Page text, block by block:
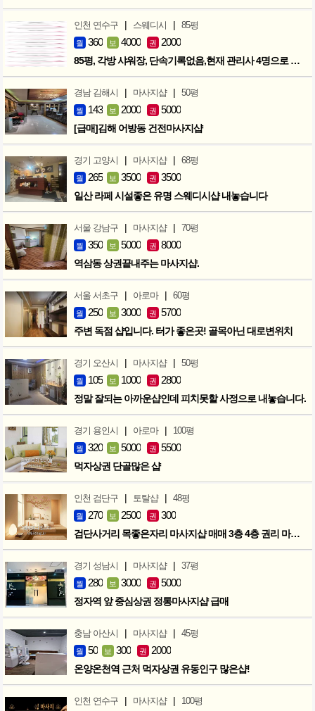
인천 연수구 | 스웨디시 | 85평
월 360 보 4000 권 2000
85평, 각방 샤워장, 단속기록없음,현재 관리사 4명으로 성업중
경남 김해시 | 마사지샵 | 50평
월 143 보 2000 권 5000
[급매]김해 어방동 건전마사지샵
경기 고양시 | 마사지샵 | 68평
월 265 보 3500 권 3500
일산 라페 시설좋은 유명 스웨디시샵 내놓습니다
서울 강남구 | 마사지샵 | 70평
월 350 보 5000 권 8000
역삼동 상권끝내주는 마사지샵.
서울 서초구 | 아로마 | 60평
월 250 보 3000 권 5700
주변 독점 샵입니다. 터가 좋은곳! 골목아닌 대로변위치
경기 오산시 | 마사지샵 | 50평
월 105 보 1000 권 2800
정말 잘되는 아까운샵인데 피치못할 사정으로 내놓습니다.
경기 용인시 | 아로마 | 100평
월 320 보 5000 권 5500
먹자상권 단골많은 샵
인천 검단구 | 토탈샵 | 48평
월 270 보 2500 권 300
검단사거리 목좋은자리 마사지샵 매매 3층 4층 권리 마지막인하 300만
경기 성남시 | 마사지샵 | 37평
월 280 보 3000 권 5000
정자역 앞 중심상권 정통마사지샵 급매
충남 아산시 | 마사지샵 | 45평
월 50 보 300 권 2000
온양온천역 근처 먹자상권 유동인구 많은샵!
인천 연수구 | 마사지샵 | 100평